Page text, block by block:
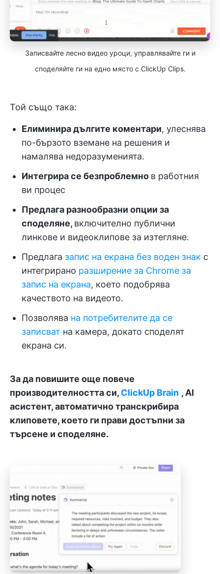
Записвайте лесно видео уроци, управлявайте ги и
споделяйте ги на едно място с ClickUp Clips.
Той също така:
Елиминира дългите коментари, улеснява
по-бързото вземане на решения и
намалява недоразуменията.
Интегрира се безпроблемно в работния
ви процес
Предлага разнообразни опции за
споделяне, включително публични
линкове и видеоклипове за изтегляне.
Предлага запис на екрана без воден знак с
интегрирано разширение за Chrome за
запис на екрана, което подобрява
качеството на видеото.
Позволява на потребителите да се
записват на камера, докато споделят
екрана си.
За да повишите още повече
производителността си, ClickUp Brain , AI
асистент, автоматично транскрибира
клиповете, което ги прави достъпни за
търсене и споделяне.